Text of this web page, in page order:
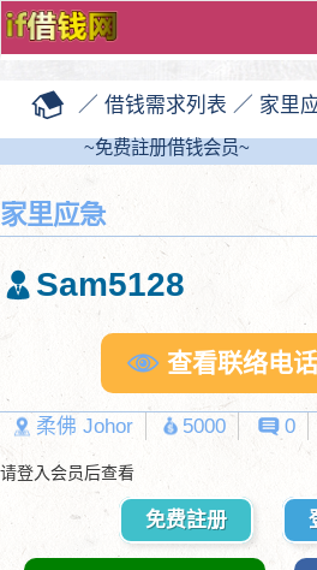
／ 借钱需求列表 ／ 家里
~免费註册借钱会员~
家里应急
Sam5128
查看联络电
柔佛 Johor 5000 0
请登入会员后查看
免费註册